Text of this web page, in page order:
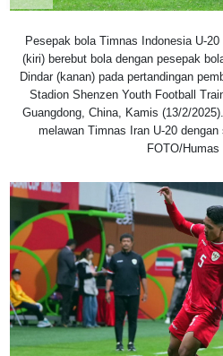
Pesepak bola Timnas Indonesia U-
(kiri) berebut bola dengan pesepak
Dindar (kanan) pada pertandingan
Stadion Shenzen Youth Football
Guangdong, China, Kamis (13/2/
melawan Timnas Iran U-20
FOTO/